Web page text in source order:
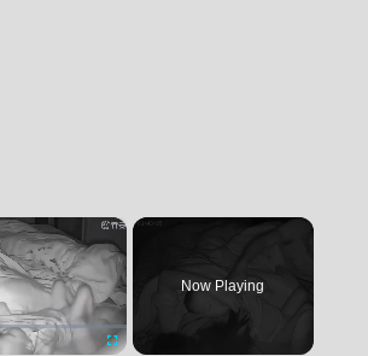
×
Now Playing